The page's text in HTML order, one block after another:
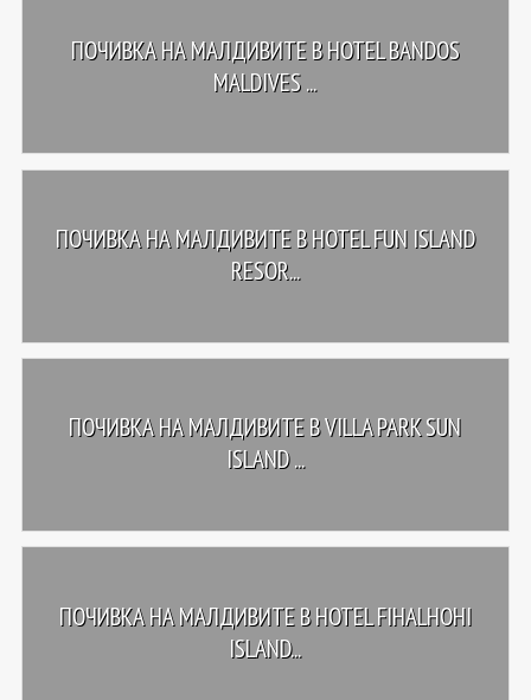
ПОЧИВКА НА МАЛДИВИТЕ В HOTEL BANDOS
MALDIVES ...
ПОЧИВКА НА МАЛДИВИТЕ В HOTEL FUN ISLAND
RESOR...
ПОЧИВКА НА МАЛДИВИТЕ В VILLA PARK SUN
ISLAND ...
ПОЧИВКА НА МАЛДИВИТЕ В HOTEL FIHALHOHI
ISLAND...